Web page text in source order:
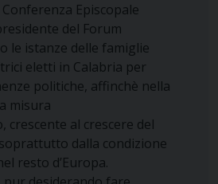
Episcopale
del Forum
le istanze delle famiglie
eletti in Calabria per
politiche, affinchè nella
misura
crescente al crescere del
dalla condizione
resto d’Europa.